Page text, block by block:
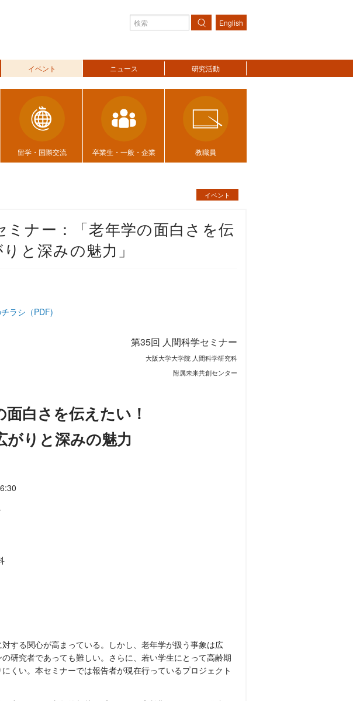
検索
English
イベント ニュース 研究活動
留学・国際交流 卒業生・一般・企業 教職員
イベント
ミナー：「老年学の面白さを伝
と深みの魅力」
ラシ（PDF)
第35回 人間科学セミナー
大阪大学大学院 人間科学研究科
附属未来共創センター
面白さを伝えたい！
がりと深みの魅力
する関心が高まっている。しかし、老年学が扱う事象は広
研究者であっても難しい。さらに、若い学生にとって高齢期
くい。本セミナーでは報告者が現在行っているプロジェクト